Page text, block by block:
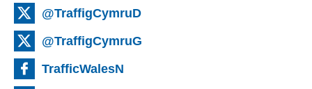
@TraffigCymruD
@TraffigCymruG
TrafficWalesN